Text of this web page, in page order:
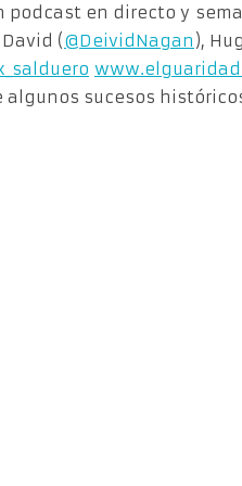
podcast en directo y
(@DeividNagan ),
algunos sucesos